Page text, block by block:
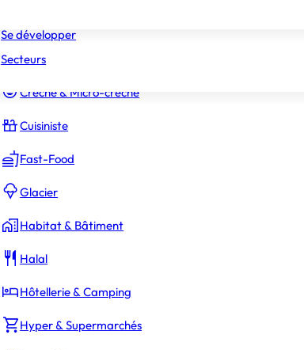
Constructeur Piscines & Spas
Crèche & Micro-crèche
Cuisiniste
Fast-Food
Glacier
Habitat & Bâtiment
Halal
Hôtellerie & Camping
Hyper & Supermarchés
Se développer
Secteurs